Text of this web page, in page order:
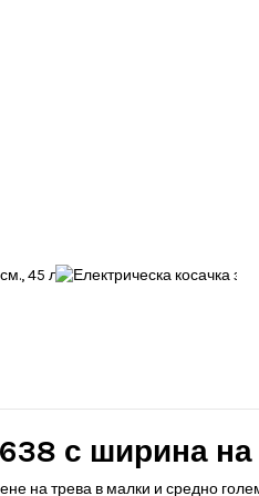
с ширина
на трева в малки и средно